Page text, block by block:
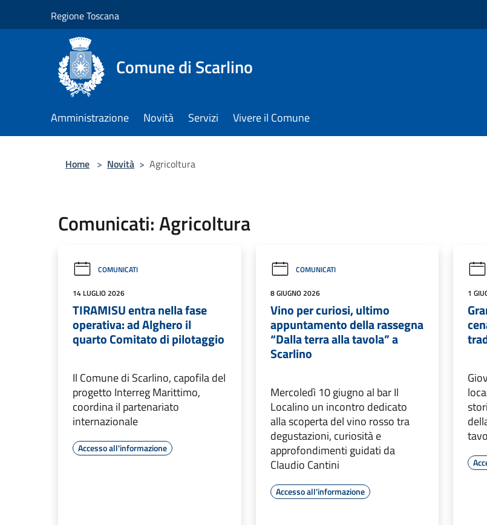
Regione Toscana
Comune di Scarlino
Amministrazione Novità Servizi Vivere il Comune
Home > Novità > Agricoltura
Comunicati: Agricoltura
COMUNICATI
14 LUGLIO 2026
TIRAMISU entra nella fase
operativa: ad Alghero il
quarto Comitato di pilotaggio
Il Comune di Scarlino, capofila del
progetto Interreg Marittimo,
coordina il partenariato
internazionale
Accesso all'informazione
COMUNICATI
8 GIUGNO 2026
Vino per curiosi, ultimo
appuntamento della rassegna
“Dalla terra alla tavola” a
Scarlino
Mercoledì 10 giugno al bar Il
Localino un incontro dedicato
alla scoperta del vino rosso tra
degustazioni, curiosità e
approfondimenti guidati da
Claudio Cantini
Accesso all'informazione
1